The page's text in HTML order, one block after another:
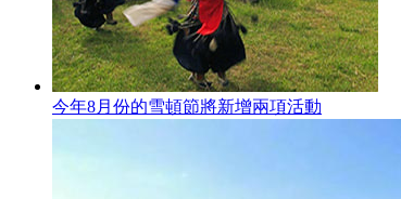
今年8月份的雪頓節將新增兩項活動